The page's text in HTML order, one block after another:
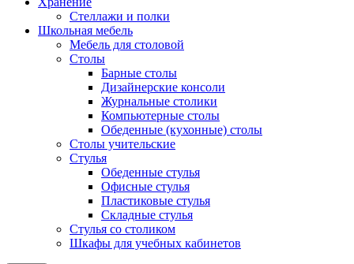
Стеллажи и полки
Школьная мебель
Мебель для столовой
Столы
Барные столы
Дизайнерские консоли
Журнальные столики
Компьютерные столы
Обеденные (кухонные) столы
Столы учительские
Стулья
Обеденные стулья
Офисные стулья
Пластиковые стулья
Складные стулья
Стулья со столиком
Шкафы для учебных кабинетов